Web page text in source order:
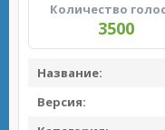
Количество
3500
Название:
Версия: